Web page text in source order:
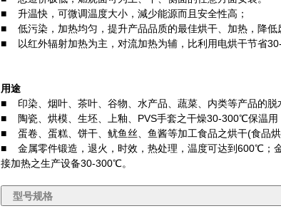
■ 升温快，可微调温度大小，減少能源而且安全性高；
■ 低污染，加热均匀，提升产品品质的最佳烘干、加热，降低
■ 以红外辐射加热为主，对流加热为辅，比利用电烘干节省30-
用途
■ 印染、烟叶、茶叶、谷物、水产品、蔬菜、内类等产品的脱
■ 陶瓷、烘模、生坯、上釉、PVS手套之干燥30-300℃保温用
■ 蛋卷、蛋糕、饼干、鱿鱼丝、鱼酱等加工食品之烘干(食品烘
■ 金属零件锻造，退火，时效，热处理，温度可达到600℃；
接加热之生产设备30-300℃。
型号规格